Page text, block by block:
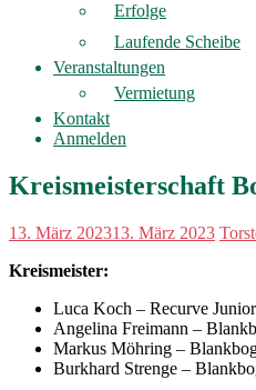
Erfolge
Laufende Scheibe
Veranstaltungen
Vermietung
Kontakt
Anmelden
Kreismeisterschaft
13. März 202313. März 2023
Kreismeister:
Luca Koch – Recurve
Angelina Freimann –
Markus Möhring –
Burkhard Strenge –